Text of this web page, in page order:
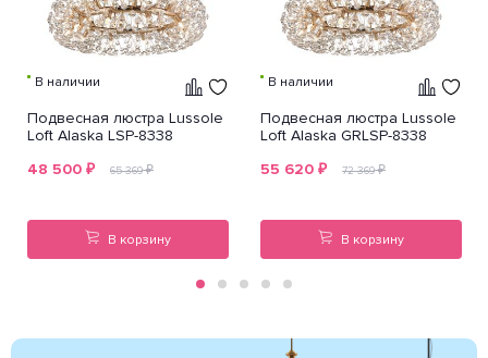
В наличии
Подвесная люстра Lussole
Loft Alaska LSP-8338
48 500 ₽ 65 369₽
В корзину
В наличии
Подвесная люстра Lussole
Loft Alaska GRLSP-8338
55 620 ₽ 72 369₽
В корзину